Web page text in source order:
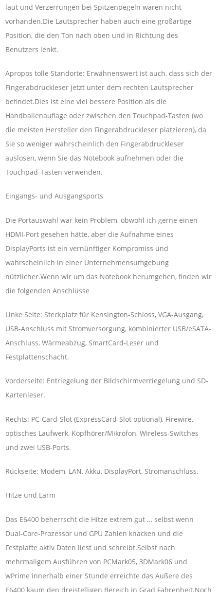
laut und Verzerrungen bei Spitzenpegeln waren nicht
vorhanden.Die Lautsprecher haben auch eine großartige
Position, die den Ton nach oben und in Richtung des
Benutzers lenkt.
Apropos tolle Standorte: Erwähnenswert ist auch, dass sich der
Fingerabdruckleser jetzt unter dem rechten Lautsprecher
befindet.Dies ist eine viel bessere Position als die
Handballenauflage oder zwischen den Touchpad-Tasten (wo
die meisten Hersteller den Fingerabdruckleser platzieren), da
Sie so weniger wahrscheinlich den Fingerabdruckleser
auslösen, wenn Sie das Notebook aufnehmen oder die
Touchpad-Tasten verwenden.
Eingangs- und Ausgangsports
Die Portauswahl war kein Problem, obwohl ich gerne einen
HDMI-Port gesehen hätte, aber die Aufnahme eines
DisplayPorts ist ein vernünftiger Kompromiss und
wahrscheinlich in einer Unternehmensumgebung
nützlicher.Wenn wir um das Notebook herumgehen, finden wir
die folgenden Anschlüsse
Linke Seite: Steckplatz für Kensington-Schloss, VGA-Ausgang,
USB-Anschluss mit Stromversorgung, kombinierter USB/eSATA-
Anschluss, Wärmeabzug, SmartCard-Leser und
Festplattenschacht.
Vorderseite: Entriegelung der Bildschirmverriegelung und SD-
Kartenleser.
Rechts: PC-Card-Slot (ExpressCard-Slot optional), Firewire,
optisches Laufwerk, Kopfhörer/Mikrofon, Wireless-Switches
und zwei USB-Ports.
Rückseite: Modem, LAN, Akku, DisplayPort, Stromanschluss.
Hitze und Lärm
Das E6400 beherrscht die Hitze extrem gut … selbst wenn
Dual-Core-Prozessor und GPU Zahlen knacken und die
Festplatte aktiv Daten liest und schreibt.Selbst nach
mehrmaligem Ausführen von PCMark05, 3DMark06 und
wPrime innerhalb einer Stunde erreichte das Äußere des
E6400 kaum den dreistelligen Bereich in Grad Fahrenheit.Noch